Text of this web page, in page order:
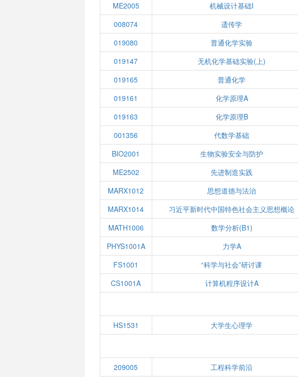
ME2005
机械设计基础I
008074
遗传学
019080
普通化学实验
019147
无机化学基础实验(上)
019165
普通化学
019161
化学原理A
019163
化学原理B
001356
代数学基础
BIO2001
生物实验安全与防护
ME2502
先进制造实践
MARX1012
思想道德与法治
MARX1014
习近平新时代中国特色社会主义思想概论
MATH1006
数学分析(B1)
PHYS1001A
力学A
FS1001
“科学与社会”研讨课
CS1001A
计算机程序设计A
HS1531 大学生心理学
209005 工程科学前沿